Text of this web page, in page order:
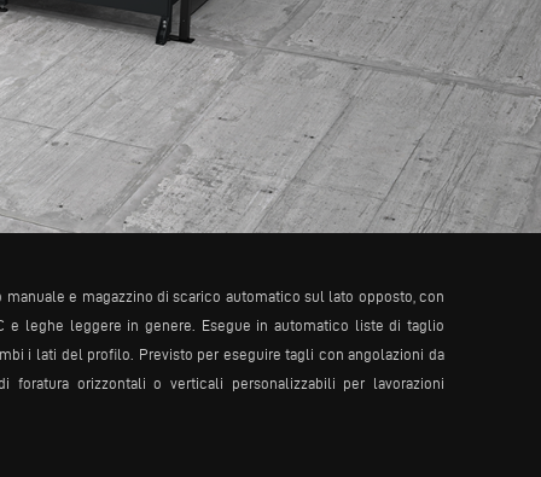
e magazzino di scarico automatico sul lato opposto, con
e leghe leggere in genere. Esegue in automatico liste di taglio
i lati del profilo. Previsto per eseguire tagli con angolazioni da
di foratura orizzontali o verticali personalizzabili per lavorazioni